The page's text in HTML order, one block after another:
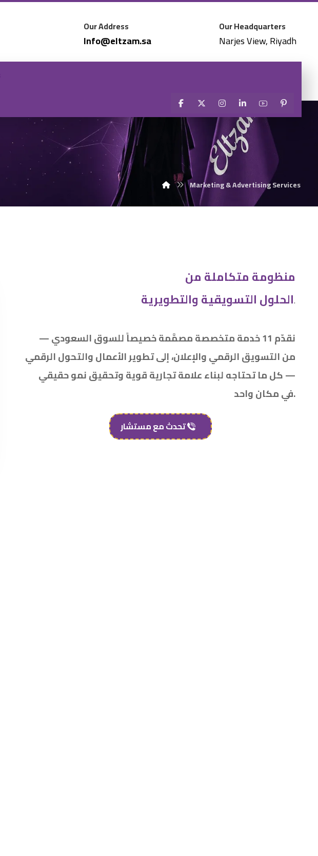
Our Headquarters
Narjes View, Riyadh
Our Address
Info@eltzam.sa
Marketing & Advertising Services
منظومة متكاملة من
الحلول التسويقية والتطويرية.
نقدّم 11 خدمة متخصصة مصمَّمة خصيصاً للسوق السعودي —
من التسويق الرقمي والإعلان، إلى تطوير الأعمال والتحول الرقمي
— كل ما تحتاجه لبناء علامة تجارية قوية وتحقيق نمو حقيقي
في مكان واحد.
تحدث مع مستشار